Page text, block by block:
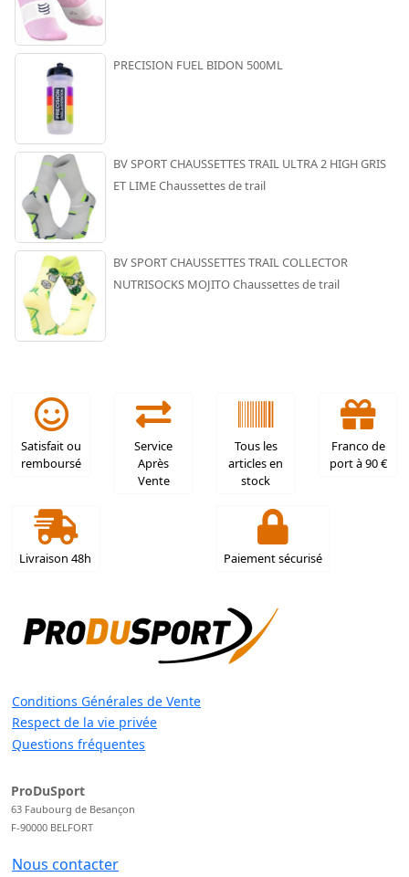
PRECISION FUEL BIDON 500ML
BV SPORT CHAUSSETTES TRAIL ULTRA 2 HIGH GRIS
ET LIME Chaussettes de trail
BV SPORT CHAUSSETTES TRAIL COLLECTOR
NUTRISOCKS MOJITO Chaussettes de trail
Satisfait ou
remboursé
Service
Après
Vente
Tous les
articles en
stock
Franco de
port à 90 €
Livraison 48h Paiement sécurisé
Conditions Générales de Vente
Respect de la vie privée
Questions fréquentes
ProDuSport
63 Faubourg de Besançon
F-90000 BELFORT
Nous contacter